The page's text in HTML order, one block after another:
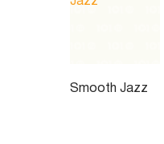
Smooth Jazz